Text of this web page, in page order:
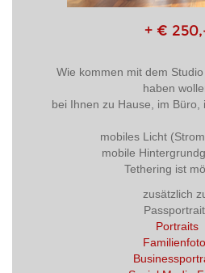
+ €
Wie kommen mit dem
haben
bei Ihnen zu Hause, im Büro,
mobiles Licht
mobile
Tethering ist
zusätzlich
Portraits